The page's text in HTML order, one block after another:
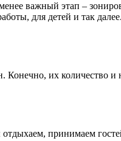
важный этап –
для детей и так
их количество
принимаем